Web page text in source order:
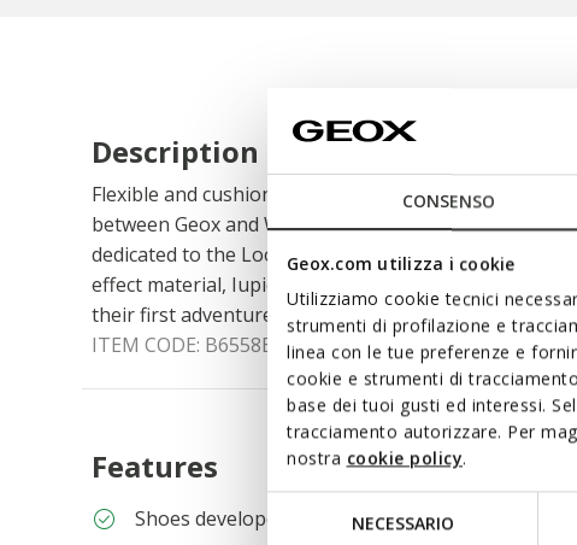
CONSENSO
Geox.com utilizza i cookie
Utilizziamo cookie tecnici
strumenti di profilazione e
linea con le tue preferenze e
cookie e strumenti di
base dei tuoi gusti ed interessi.
tracciamento autorizzare. Per
nostra cookie policy.
NECESSARIO
Description
Flexible and cushioned baby first steps sneakers,
between Geox and Warner Bros. In this pink
dedicated to the Looney Tunes character Tweety.
effect material, Iupidoo is lightweight and breathable,
their first adventures.
ITEM CODE: B6558B011BCC8004
Features
Shoes developed in partnership with the Italian